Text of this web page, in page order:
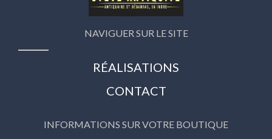
NAVIGUER SUR LE SITE
RÉALISATIONS
CONTACT
INFORMATIONS SUR VOTRE BOUTIQUE